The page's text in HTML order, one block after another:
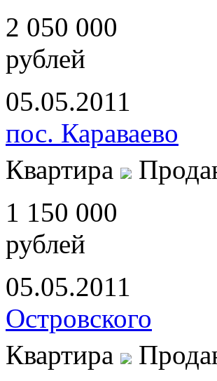
2 050 000
рублей
05.05.2011
пос. Караваево
Квартира
1 150 000
рублей
05.05.2011
Островского
Квартира